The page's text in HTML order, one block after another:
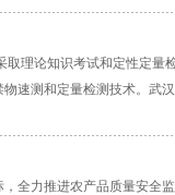
知识考试和定性定量检
速测和定量检测技术。武
力推进农产品质量安全